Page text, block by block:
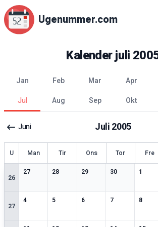
Ugenummer.com
Kalenderjuli
jan feb mar apr
jul
aug sep okt
Juni Juli2005
Uge Man Tir Ons Tor Fre
26
27
0særlige datoer
28
0særlige datoer
29
0særlige datoer
30
0særlige datoer
10
27
4
0særlige datoer
5
0særlige datoer
6
0særlige datoer
7
0særlige datoer
8
0